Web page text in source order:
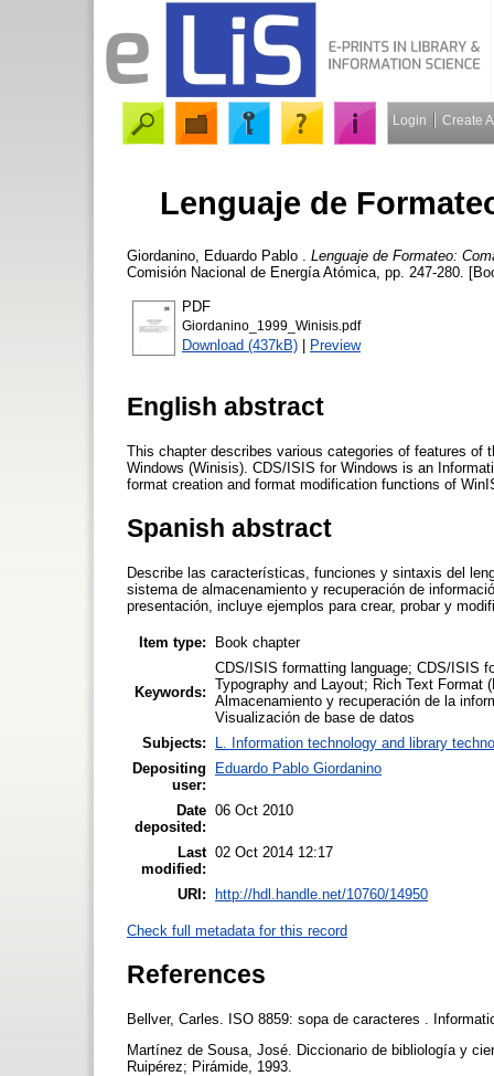
Login Create
Lenguaje de
Giordanino, Eduardo Pablo
Lenguaje de Formateo:
Comisión Nacional de Energía Atómica, pp. 247-280.
PDF
Giordanino_1999_Winisis.pdf
Download (437kB) | Preview
English abstract
This chapter describes various categories of features of
Windows (Winisis). CDS/ISIS for Windows is an
format creation and format modification functions of
Spanish abstract
Describe las características, funciones y sintaxis del
sistema de almacenamiento y recuperación de
presentación, incluye ejemplos para crear, probar y
Item type: Book chapter
Keywords:
CDS/ISIS formatting language; CDS/ISIS
Typography and Layout; Rich Text
Almacenamiento y recuperación de la
Visualización de base de datos
Subjects:
L. Information technology and library
Depositing
user:
Eduardo Pablo Giordanino
Date
deposited:
06 Oct 2010
Last
modified:
02 Oct 2014 12:17
URI: http://hdl.handle.net/10760/14950
Check full metadata for this record
References
Bellver, Carles. ISO 8859: sopa de caracteres .
Martínez de Sousa, José. Diccionario de bibliología y
Ruipérez; Pirámide, 1993.